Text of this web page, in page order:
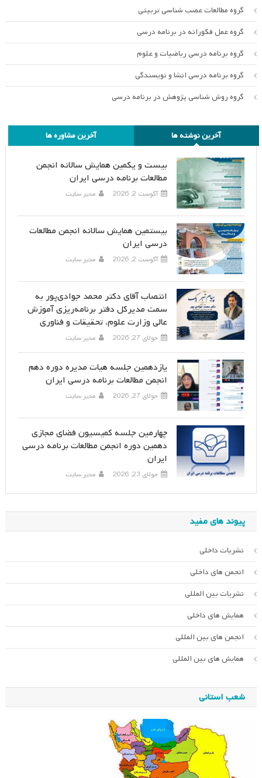
گروه مطالعات عصب شناسی تربیتی
گروه عمل فکورانه در برنامه درسی
گروه برنامه درسی ریاضیات و علوم
گروه برنامه درسی انشا و نویسندگی
گروه روش شناسی پژوهش در برنامه درسی
آخرین نوشته ها آخرین مشاوره ها
بیست و یکمین همایش سالانه انجمن
مطالعات برنامه درسی ایران
آگوست 2, 2026 مدیر سایت
بیستمین همایش سالانه انجمن مطالعات
درسی ایران
آگوست 2, 2026 مدیر سایت
انتصاب آقای دکتر محمد جوادی‌پور به
سمت مدیرکل دفتر برنامه‌ریزی آموزش
عالی وزارت علوم، تحقیقات و فناوری
جولای 27, 2026 مدیر سایت
یازدهمین جلسه هیات مدیره دوره دهم
انجمن مطالعات برنامه درسی ایران
جولای 27, 2026 مدیر سایت
چهارمین جلسه کمیسیون فضای مجازی
دهمین دوره انجمن مطالعات برنامه درسی
ایران
جولای 23, 2026 مدیر سایت
پیوند های مفید
نشریات داخلی
انجمن های داخلی
نشریات بین المللی
همایش های داخلی
انجمن های بین المللی
همایش های بین المللی
شعب استانی